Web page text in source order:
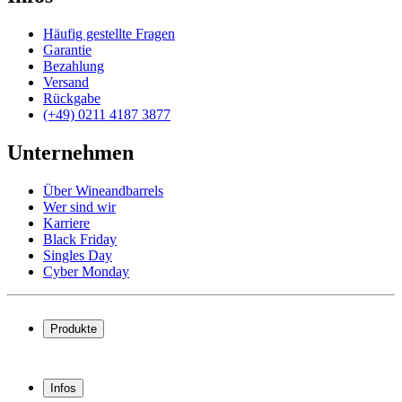
Häufig gestellte Fragen
Garantie
Bezahlung
Versand
Rückgabe
(+49) 0211 4187 3877
Unternehmen
Über Wineandbarrels
Wer sind wir
Karriere
Black Friday
Singles Day
Cyber Monday
Produkte
Weinregal
Weinmöbel
Infos